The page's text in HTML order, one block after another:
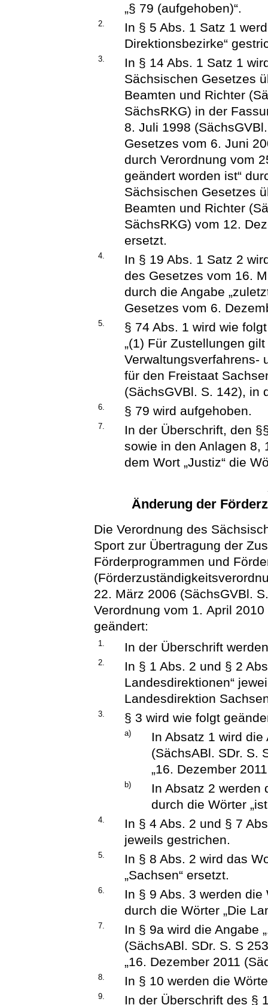
„§ 79 (aufgehoben)“.
2.
In § 5 Abs. 1 Satz 1
Direktionsbezirke“
3.
In § 14 Abs. 1 Satz 1
Sächsischen Gesetzes
Beamten und Richter
SächsRKG) in der
8. Juli 1998
Gesetzes vom 6. Juni
durch Verordnung vom
geändert worden ist“
Sächsischen Gesetzes
Beamten und Richter
SächsRKG) vom 12.
ersetzt.
4.
In § 19 Abs. 1 Satz 2
des Gesetzes vom 16.
durch die Angabe
Gesetzes vom 6.
5.
§ 74 Abs. 1 wird wie
„(1) Für Zustellungen
Verwaltungsverfahrens-
für den Freistaat
(SächsGVBl. S. 142), in
6. § 79 wird aufgehoben.
7.
In der Überschrift, den
sowie in den Anlagen 8,
dem Wort „Justiz“ die
Änderung der
Die Verordnung des
Sport zur Übertragung der
Förderprogrammen und
22. März 2006 (SächsGVBl.
Verordnung vom 1. April
geändert:
1. In der Überschrift
2.
In § 1 Abs. 2 und § 2
Landesdirektionen“
Landesdirektion
3. § 3 wird wie folgt
a)
In Absatz 1 wird die
(SächsABl. SDr. S.
„16. Dezember
b)
In Absatz 2 werden
durch die Wörter
4.
In § 4 Abs. 2 und § 7
jeweils gestrichen.
5.
In § 8 Abs. 2 wird das
„Sachsen“ ersetzt.
6.
In § 9 Abs. 3 werden die
durch die Wörter „Die
7.
In § 9a wird die Angabe
(SächsABl. SDr. S. S
„16. Dezember 2011
8. In § 10 werden die
9. In der Überschrift des §